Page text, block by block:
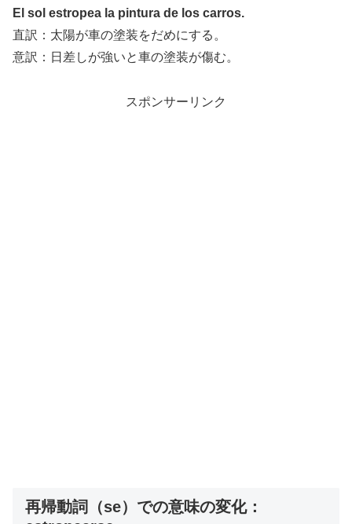
El sol estropea la pintura de los carros.
直訳：太陽が車の塗装をだめにする。
意訳：日差しが強いと車の塗装が傷む。
スポンサーリンク
再帰動詞（se）での意味の変化：